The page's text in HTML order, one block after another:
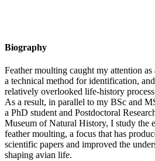
Biography
Feather moulting caught my attention
a technical method for identification,
relatively overlooked life-history
As a result, in parallel to my BSc and
a PhD student and Postdoctoral
Museum of Natural History, I study the
feather moulting, a focus that has
scientific papers and improved the
shaping avian life.